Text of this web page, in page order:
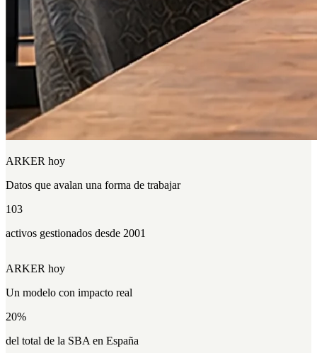
ARKER hoy
Datos que avalan una forma de trabajar
103
activos gestionados desde 2001
ARKER hoy
Un modelo con impacto real
20%
del total de la SBA en España